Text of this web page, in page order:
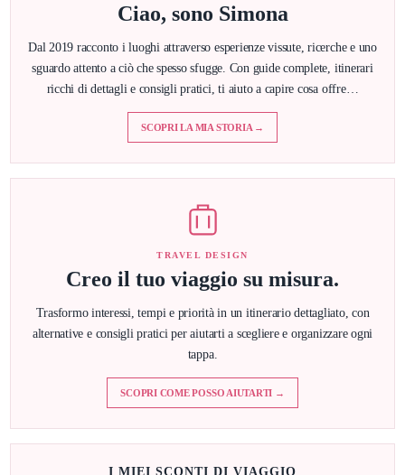
Ciao, sono Simona
Dal 2019 racconto i luoghi attraverso esperienze vissute, ricerche e uno
sguardo attento a ciò che spesso sfugge. Con guide complete, itinerari
ricchi di dettagli e consigli pratici, ti aiuto a capire cosa offre…
SCOPRI LA MIA STORIA →
TRAVEL DESIGN
Creo il tuo viaggio su misura.
Trasformo interessi, tempi e priorità in un itinerario dettagliato, con
alternative e consigli pratici per aiutarti a scegliere e organizzare ogni
tappa.
SCOPRI COME POSSO AIUTARTI →
I MIEI SCONTI DI VIAGGIO